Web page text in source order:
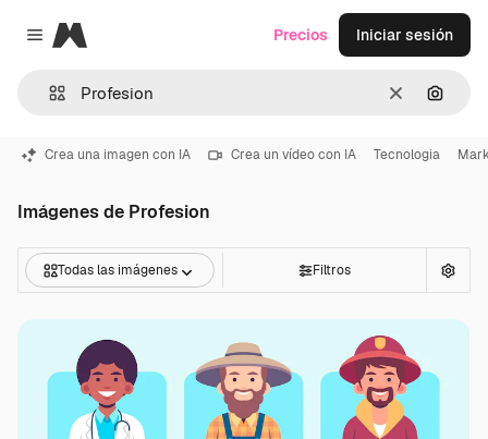
Close menu
Magnific
Borrar
Precios Iniciar sesión
Crea una imagen con IA Crea un vídeo con IA Tecnologia
Imágenes de Profesion
Todas las imágenes Filtros